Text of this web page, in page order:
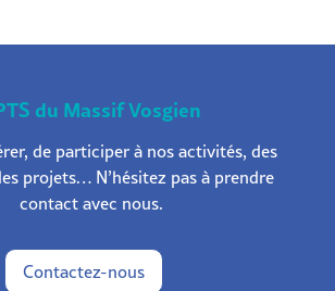
du Massif Vosgien
de participer à nos activités, des
projets… N’hésitez pas à prendre
contact avec nous.
Contactez-nous